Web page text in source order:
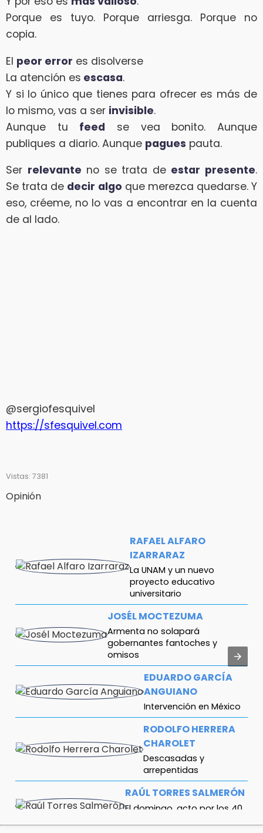
Porque es tuyo. Porque arriesga. Porque no
copia.
El peor error es disolverse
La atención es escasa.
Y si lo único que tienes para ofrecer es más de
lo mismo, vas a ser invisible.
Aunque tu feed se vea bonito. Aunque
publiques a diario. Aunque pagues pauta.
Ser relevante no se trata de estar presente.
Se trata de decir algo que merezca quedarse. Y
eso, créeme, no lo vas a encontrar en la cuenta
de al lado.
@sergiofesquivel
https://sfesquivel.com
Vistas: 7381
Opinión
RAFAEL ALFARO
IZARRARAZ
La UNAM y un nuevo
proyecto educativo
universitario
JOSÉL MOCTEZUMA
Armenta no solapará
gobernantes fantoches y
omisos
EDUARDO GARCÍA
ANGUIANO
Intervención en México
RODOLFO HERRERA
CHAROLET
Descasadas y
arrepentidas
RAÚL TORRES SALMERÓN
El domingo, acto por los 40